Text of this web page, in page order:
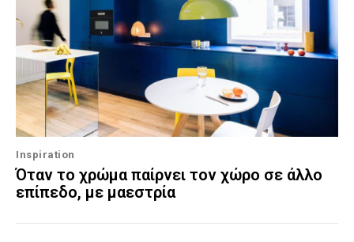
Inspiration
Όταν το χρώμα παίρνει τον χώρο σε άλλο
επίπεδο, με μαεστρία